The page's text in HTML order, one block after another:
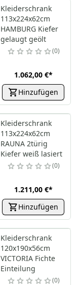
Kleiderschrank
113x224x62cm
HAMBURG Kiefer
gelaugt geölt
0
1.062,00 €*
Hinzufügen
Kleiderschrank
113x224x62cm
RAUNA 2türig
Kiefer weiß lasiert
0
1.211,00 €*
Hinzufügen
Kleiderschrank
120x190x56cm
VICTORIA Fichte
Einteilung
0